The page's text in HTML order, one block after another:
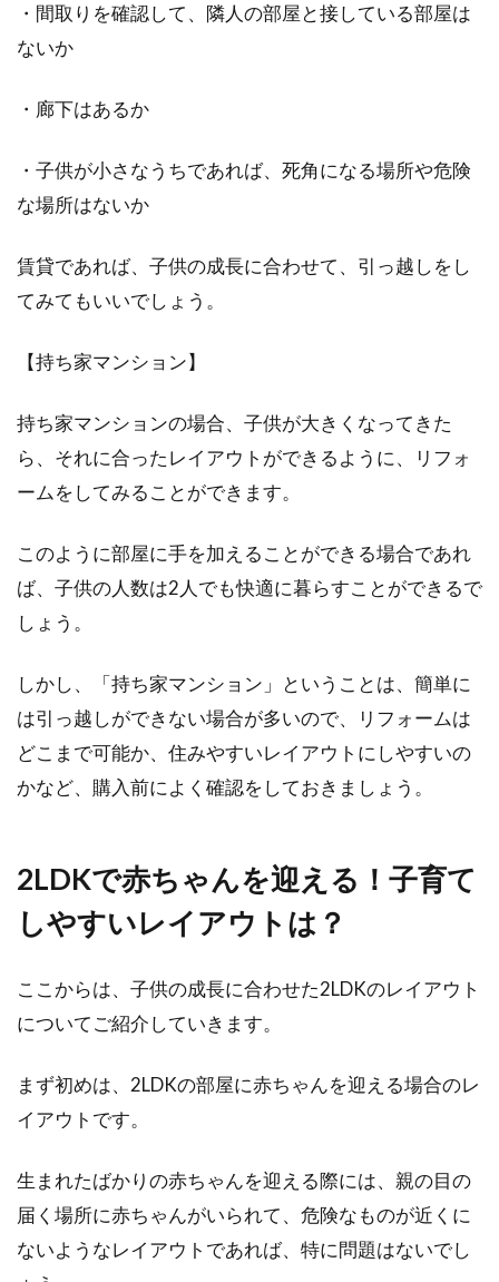
人暮らし、子供と夫婦の三人暮らし…など、場
2DKでは家具配置をどうする？子供
ら子供が生まれるという方も多いでしょう。子
供の大...
・間取りを確認して、隣人の部屋と接している部屋は
ないか
・廊下はあるか
・子供が小さなうちであれば、死角になる場所や危険
な場所はないか
賃貸であれば、子供の成長に合わせて、引っ越しをし
てみてもいいでしょう。
【持ち家マンション】
持ち家マンションの場合、子供が大きくなってきた
ら、それに合ったレイアウトができるように、リフォ
ームをしてみることができます。
このように部屋に手を加えることができる場合であれ
ば、子供の人数は2人でも快適に暮らすことができるで
しょう。
しかし、「持ち家マンション」ということは、簡単に
は引っ越しができない場合が多いので、リフォームは
どこまで可能か、住みやすいレイアウトにしやすいの
かなど、購入前によく確認をしておきましょう。
2LDKで赤ちゃんを迎える！子育て
しやすいレイアウトは？
ここからは、子供の成長に合わせた2LDKのレイアウト
についてご紹介していきます。
まず初めは、2LDKの部屋に赤ちゃんを迎える場合のレ
イアウトです。
生まれたばかりの赤ちゃんを迎える際には、親の目の
届く場所に赤ちゃんがいられて、危険なものが近くに
ないようなレイアウトであれば、特に問題はないでし